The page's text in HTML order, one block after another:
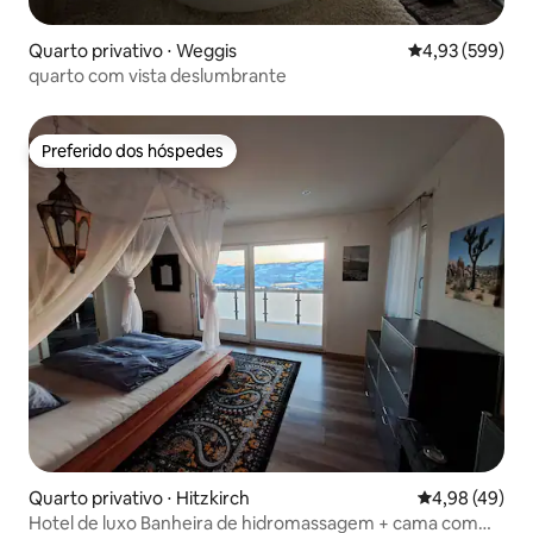
Quarto privativo ⋅ Weggis 4,93 de uma
4,93 (599)
quarto com vista deslumbrante
Preferido dos hóspedes
Preferido dos hóspedes
Quarto privativo ⋅ Hitzkirch 4,98 de uma
4,98 (49)
Hotel de luxo Banheira de hidromassagem + cama com